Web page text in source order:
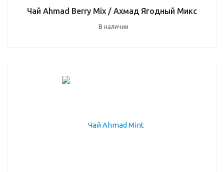
Чай Ahmad Berry Mix / Ахмад Ягодный Микс
В наличии